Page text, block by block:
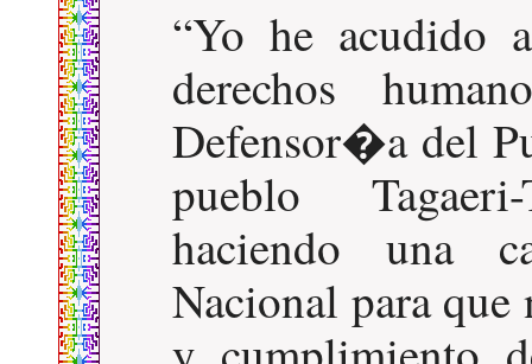
Yo he acudido
derechos
Defensor�a del
pueblo
haciendo una
Nacional para que